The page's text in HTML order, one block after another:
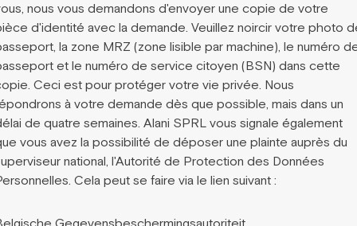
nous vous demandons d'envoyer une copie de votre
d'identité avec la demande. Veuillez noircir votre photo
la zone MRZ (zone lisible par machine), le numéro
et le numéro de service citoyen (BSN) dans cette
Ceci est pour protéger votre vie privée. Nous
à votre demande dès que possible, mais dans un
de quatre semaines. Alani SPRL vous signale également
vous avez la possibilité de déposer une plainte auprès du
national, l'Autorité de Protection des Données
Cela peut se faire via le lien suivant :